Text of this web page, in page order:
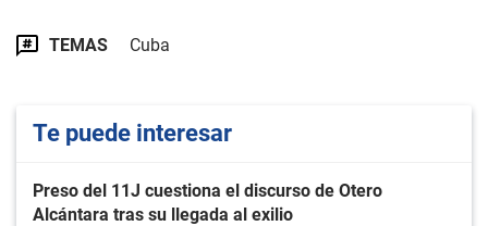
TEMAS Cuba
Te puede interesar
Preso del 11J cuestiona el discurso de Otero
Alcántara tras su llegada al exilio